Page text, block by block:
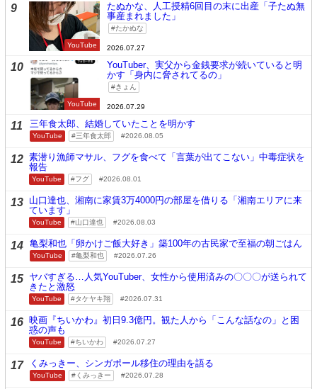
9
YouTube
たぬかな、人工授精6回目の末に出産「子たぬ無
事産まれました」
たかぬな
2026.07.27
10
YouTube
YouTuber、実父から金銭要求が続いていると明
かす「身内に脅されてるの」
きょん
2026.07.29
11 三年食太郎、結婚していたことを明かす
YouTube 三年食太郎 2026.08.05
12 素潜り漁師マサル、フグを食べて「言葉が出てこない」中毒症状を
報告
YouTube フグ 2026.08.01
13 山口達也、湘南に家賃3万4000円の部屋を借りる「湘南エリアに来
ています」
YouTube 山口達也 2026.08.03
14 亀梨和也「卵かけご飯大好き」築100年の古民家で至福の朝ごはん
YouTube 亀梨和也 2026.07.26
15 ヤバすぎる…人気YouTuber、女性から使用済みの〇〇〇が送られて
きたと激怒
YouTube タケヤキ翔 2026.07.31
16 映画『ちいかわ』初日9.3億円。観た人から「こんな話なの」と困
惑の声も
YouTube ちいかわ 2026.07.27
17 くみっきー、シンガポール移住の理由を語る
YouTube くみっきー 2026.07.28